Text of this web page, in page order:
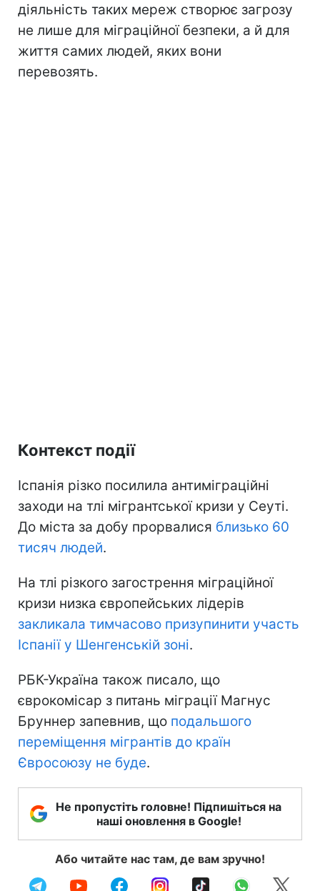
діяльність таких мереж створює загрозу
не лише для міграційної безпеки, а й для
життя самих людей, яких вони
перевозять.
Контекст події
Іспанія різко посилила антиміграційні
заходи на тлі мігрантської кризи у Сеуті.
До міста за добу прорвалися близько 60
тисяч людей.
На тлі різкого загострення міграційної
кризи низка європейських лідерів
закликала тимчасово призупинити участь
Іспанії у Шенгенській зоні.
РБК-Україна також писало, що
єврокомісар з питань міграції Магнус
Бруннер запевнив, що подальшого
переміщення мігрантів до країн
Євросоюзу не буде.
Не пропустіть головне! Підпишіться на
наші оновлення в Google!
Або читайте нас там, де вам зручно!